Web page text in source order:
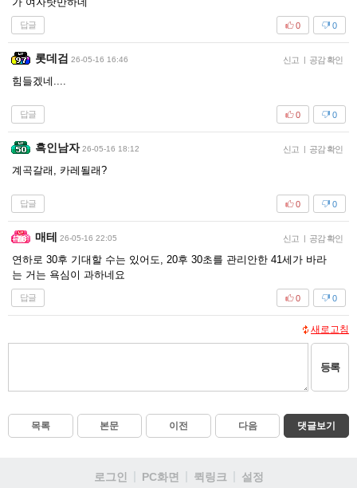
답글 0
0
롯데검 26-05-16 16:46 신고 | 공감 확인
힘들겠네....
답글 0
0
흑인남자 26-05-16 18:12 신고 | 공감 확인
계곡갈래, 카레될래?
답글 0
0
매테 26-05-16 22:05 신고 | 공감 확인
연하로 30후 기대할 수는 있어도, 20후 30초를 관리안한 41세가 바라
는 거는 욕심이 과하네요
답글 0
0
새로고침
등록
목록 본문 이전 다음 댓글보기
로그인 PC화면 퀵링크 설정